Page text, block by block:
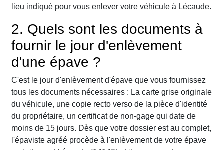
lieu indiqué pour vous enlever votre véhicule à Lécaude.
2. Quels sont les documents à
fournir le jour d'enlèvement
d'une épave ?
C'est le jour d'enlèvement d'épave que vous fournissez
tous les documents nécessaires : La carte grise originale
du véhicule, une copie recto verso de la pièce d'identité
du propriétaire, un certificat de non-gage qui date de
moins de 15 jours. Dès que votre dossier est au complet,
l'épaviste agréé procède à l'enlèvement de votre épave